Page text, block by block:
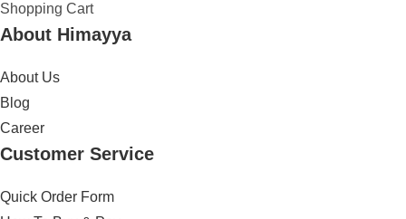
Shopping Cart
About Himayya
About Us
Blog
Career
Customer Service
Quick Order Form